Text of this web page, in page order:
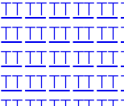
TTTTTTTTTT
TTTTTTTTTT
TTTTTTTTTT
TTTTTTTTTT